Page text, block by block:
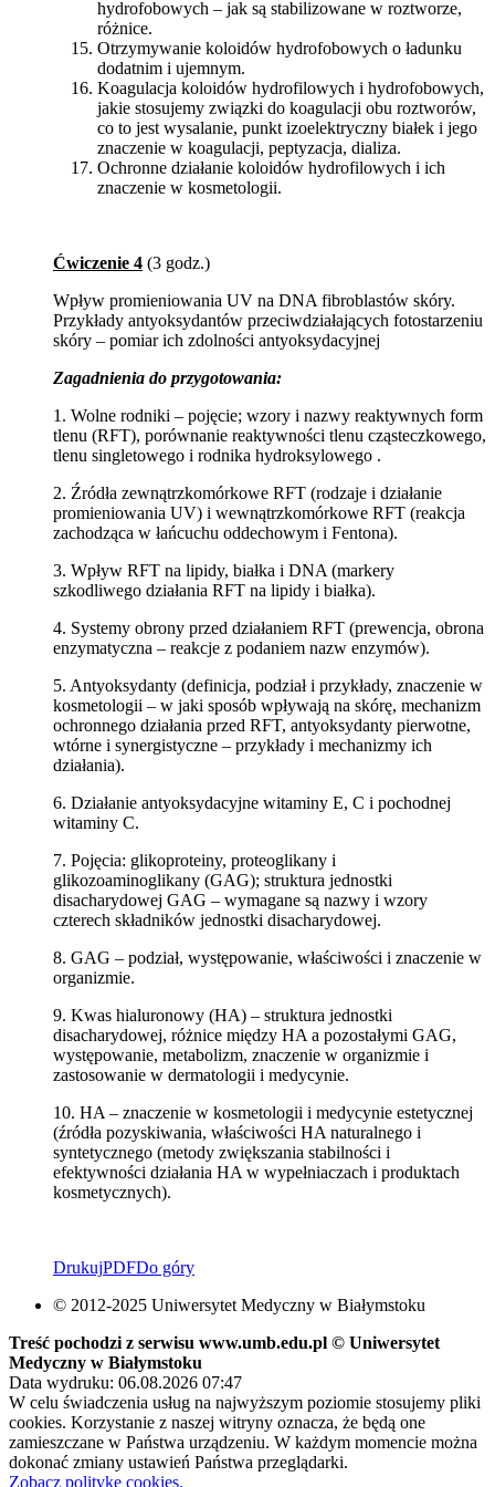
hydrofobowych – jak są stabilizowane w roztworze,
różnice.
Otrzymywanie koloidów hydrofobowych o ładunku
dodatnim i ujemnym.
Koagulacja koloidów hydrofilowych i hydrofobowych,
jakie stosujemy związki do koagulacji obu roztworów,
co to jest wysalanie, punkt izoelektryczny białek i jego
znaczenie w koagulacji, peptyzacja, dializa.
Ochronne działanie koloidów hydrofilowych i ich
znaczenie w kosmetologii.
Ćwiczenie 4 (3 godz.)
Wpływ promieniowania UV na DNA fibroblastów skóry.
Przykłady antyoksydantów przeciwdziałających fotostarzeniu
skóry – pomiar ich zdolności antyoksydacyjnej
Zagadnienia do przygotowania:
1. Wolne rodniki – pojęcie; wzory i nazwy reaktywnych form
tlenu (RFT), porównanie reaktywności tlenu cząsteczkowego,
tlenu singletowego i rodnika hydroksylowego .
2. Źródła zewnątrzkomórkowe RFT (rodzaje i działanie
promieniowania UV) i wewnątrzkomórkowe RFT (reakcja
zachodząca w łańcuchu oddechowym i Fentona).
3. Wpływ RFT na lipidy, białka i DNA (markery
szkodliwego działania RFT na lipidy i białka).
4. Systemy obrony przed działaniem RFT (prewencja, obrona
enzymatyczna – reakcje z podaniem nazw enzymów).
5. Antyoksydanty (definicja, podział i przykłady, znaczenie w
kosmetologii – w jaki sposób wpływają na skórę, mechanizm
ochronnego działania przed RFT, antyoksydanty pierwotne,
wtórne i synergistyczne – przykłady i mechanizmy ich
działania).
6. Działanie antyoksydacyjne witaminy E, C i pochodnej
witaminy C.
7. Pojęcia: glikoproteiny, proteoglikany i
glikozoaminoglikany (GAG); struktura jednostki
disacharydowej GAG – wymagane są nazwy i wzory
czterech składników jednostki disacharydowej.
8. GAG – podział, występowanie, właściwości i znaczenie w
organizmie.
9. Kwas hialuronowy (HA) – struktura jednostki
disacharydowej, różnice między HA a pozostałymi GAG,
występowanie, metabolizm, znaczenie w organizmie i
zastosowanie w dermatologii i medycynie.
10. HA – znaczenie w kosmetologii i medycynie estetycznej
(źródła pozyskiwania, właściwości HA naturalnego i
syntetycznego (metody zwiększania stabilności i
efektywności działania HA w wypełniaczach i produktach
kosmetycznych).
DrukujPDFDo góry
© 2012-2025 Uniwersytet Medyczny w Białymstoku
Treść pochodzi z serwisu www.umb.edu.pl © Uniwersytet
Medyczny w Białymstoku
Data wydruku: 06.08.2026 07:47
W celu świadczenia usług na najwyższym poziomie stosujemy pliki
cookies. Korzystanie z naszej witryny oznacza, że będą one
zamieszczane w Państwa urządzeniu. W każdym momencie można
dokonać zmiany ustawień Państwa przeglądarki.
Zobacz politykę cookies.